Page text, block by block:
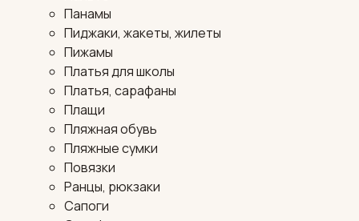
Панамы
Пиджаки, жакеты, жилеты
Пижамы
Платья для школы
Платья, сарафаны
Плащи
Пляжная обувь
Пляжные сумки
Повязки
Ранцы, рюкзаки
Сапоги